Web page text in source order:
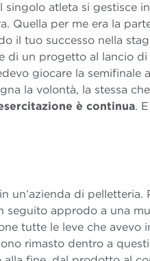
atleta si gestisce
Quella per me era la
il tuo successo nella
di un progetto al lancio
giocare la semifinale
la volontà, la stessa
è continua.
un’azienda di
seguito approdo a una
tutte le leve che avevo
rimasto dentro a